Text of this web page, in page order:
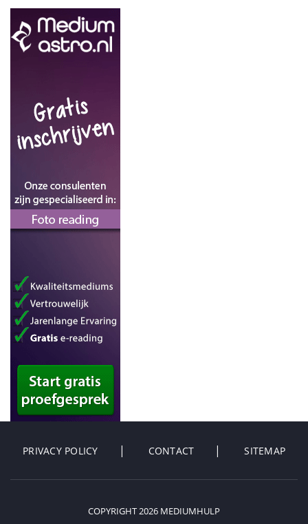
PRIVACY POLICY CONTACT SITEMAP
COPYRIGHT 2026 MEDIUMHULP